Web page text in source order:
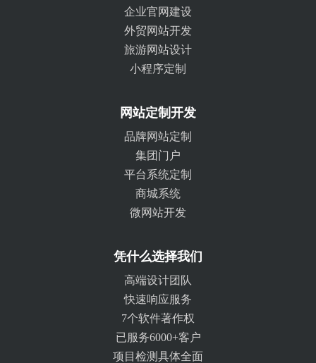
企业官网建设
外贸网站开发
旅游网站设计
小程序定制
网站定制开发
品牌网站定制
集团门户
平台系统定制
商城系统
微网站开发
凭什么选择我们
高端设计团队
快速响应服务
7个软件著作权
已服务6000+客户
项目检测具体全面